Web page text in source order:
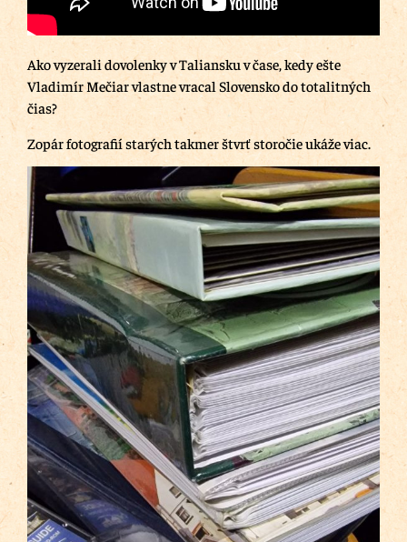
Ako vyzerali dovolenky v Taliansku v čase, kedy ešte
Vladimír Mečiar vlastne vracal Slovensko do totalitných
čias?
Zopár fotografií starých takmer štvrť storočie ukáže viac.